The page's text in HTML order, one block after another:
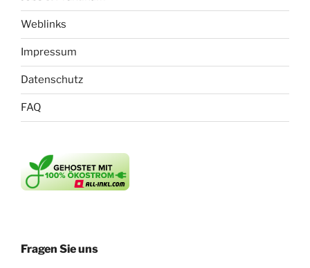
Weblinks
Impressum
Datenschutz
FAQ
Fragen Sie uns